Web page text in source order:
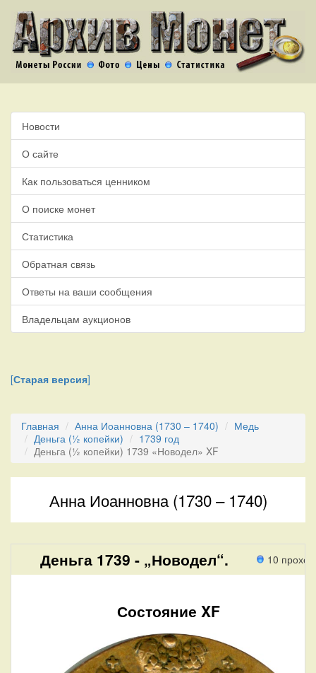
Новости
О сайте
Как пользоваться ценником
О поиске монет
Статистика
Обратная связь
Ответы на ваши сообщения
Владельцам аукционов
[Старая версия]
Главная Анна Иоанновна (1730 – 1740)
Медь
Деньга (½ копейки)
1739 год
Деньга (½ копейки) 1739 «Новодел» XF
Анна Иоанновна (1730 – 1740)
10
Деньга 1739 - „Новодел“.
Состояние XF